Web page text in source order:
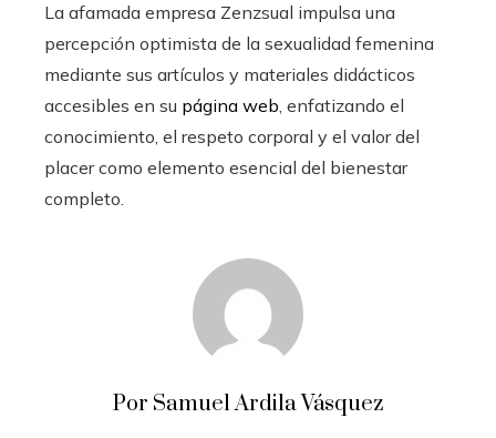
La afamada empresa Zenzsual impulsa una
percepción optimista de la sexualidad femenina
mediante sus artículos y materiales didácticos
accesibles en su página web, enfatizando el
conocimiento, el respeto corporal y el valor del
placer como elemento esencial del bienestar
completo.
Por Samuel Ardila Vásquez